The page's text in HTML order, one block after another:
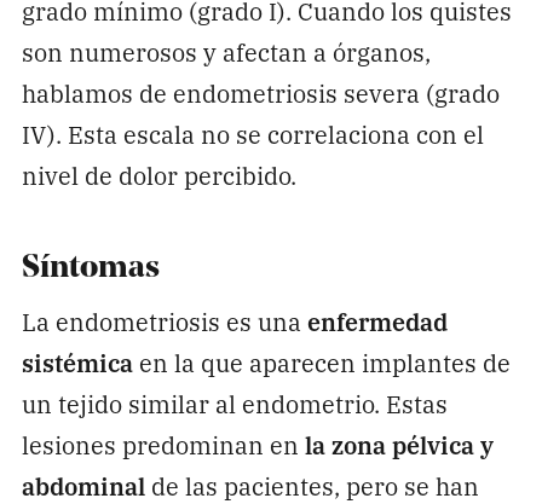
grado mínimo (grado I). Cuando los quistes
son numerosos y afectan a órganos,
hablamos de endometriosis severa (grado
IV). Esta escala no se correlaciona con el
nivel de dolor percibido.
Síntomas
La endometriosis es una enfermedad
sistémicaen la que aparecen implantes de
un tejido similar al endometrio. Estas
lesiones predominan en la zona pélvica y
abdominalde las pacientes, pero se han